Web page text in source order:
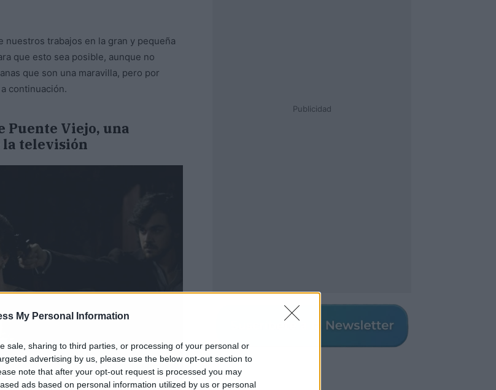
My Personal Information
sale, sharing to third parties, or processing of your personal or
advertising by us, please use the below opt-out section to
note that after your opt-out request is processed you may
ads based on personal information utilized by us or personal
nuestros trabajos en la gran y pequeña
que esto sea posible, aunque no
que son una maravilla, pero por
continuación.
Puente Viejo, una
televisión
Publicidad